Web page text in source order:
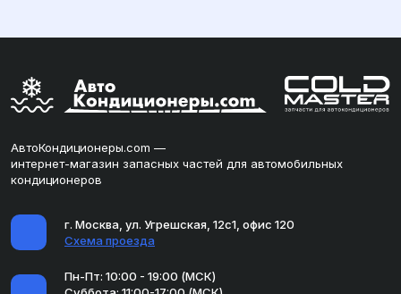
АвтоКондиционеры.com —
интернет-магазин запасных частей для автомобильных
кондиционеров
г. Москва, ул. Угрешская, 12с1, офис 120
Схема проезда
Пн-Пт: 10:00 - 19:00 (МСК)